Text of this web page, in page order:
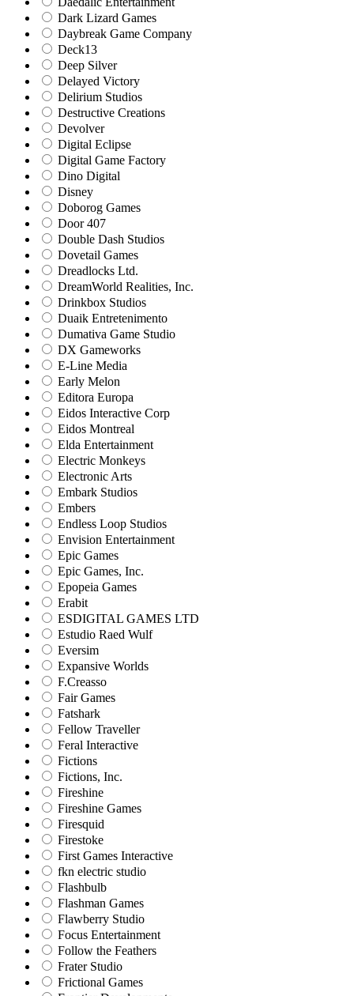
Dark Lizard Games
Daybreak Game Company
Deck13
Deep Silver
Delayed Victory
Delirium Studios
Destructive Creations
Devolver
Digital Eclipse
Digital Game Factory
Dino Digital
Disney
Doborog Games
Door 407
Double Dash Studios
Dovetail Games
Dreadlocks Ltd.
DreamWorld Realities, Inc.
Drinkbox Studios
Duaik Entretenimento
Dumativa Game Studio
DX Gameworks
E-Line Media
Early Melon
Editora Europa
Eidos Interactive Corp
Eidos Montreal
Elda Entertainment
Electric Monkeys
Electronic Arts
Embark Studios
Embers
Endless Loop Studios
Envision Entertainment
Epic Games
Epic Games, Inc.
Epopeia Games
Erabit
ESDIGITAL GAMES LTD
Estudio Raed Wulf
Eversim
Expansive Worlds
F.Creasso
Fair Games
Fatshark
Fellow Traveller
Feral Interactive
Fictions
Fictions, Inc.
Fireshine
Fireshine Games
Firesquid
Firestoke
First Games Interactive
fkn electric studio
Flashbulb
Flashman Games
Flawberry Studio
Focus Entertainment
Follow the Feathers
Frater Studio
Frictional Games